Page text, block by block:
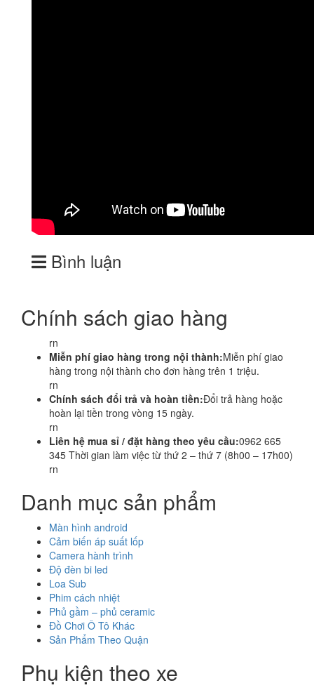
Bình luận
Chính sách giao hàng
rn
Miễn phí giao hàng trong nội thành:Miễn phí giao
hàng trong nội thành cho đơn hàng trên 1 triệu.
rn
Chính sách đổi trả và hoàn tiền:Đổi trả hàng hoặc
hoàn lại tiền trong vòng 15 ngày.
rn
Liên hệ mua sỉ / đặt hàng theo yêu cầu:0962 665
345 Thời gian làm việc từ thứ 2 – thứ 7 (8h00 – 17h00)
rn
Danh mục sản phẩm
Màn hình android
Cảm biến áp suất lốp
Camera hành trình
Độ đèn bi led
Loa Sub
Phim cách nhiệt
Phủ gầm – phủ ceramic
Đồ Chơi Ô Tô Khác
Sản Phẩm Theo Quận
Phụ kiện theo xe